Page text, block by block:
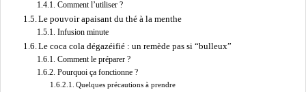
Comment l’utiliser ?
Le pouvoir apaisant du thé à la menthe
Infusion minute
Le coca cola dégazéifié : un remède pas si “bulleux”
Comment le préparer ?
Pourquoi ça fonctionne ?
Quelques précautions à prendre